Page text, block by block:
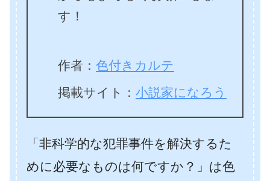
す！
作者： 色付きカルテ
掲載サイト： 小説家になろう
「非科学的な犯罪事件を解決するた
めに必要なものは何ですか？」は色